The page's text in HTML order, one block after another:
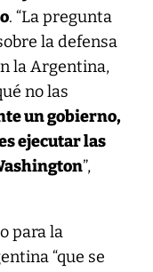
. “La pregunta
la defensa
la Argentina,
no las
un gobierno,
ejecutar las
”,
para la
“que se